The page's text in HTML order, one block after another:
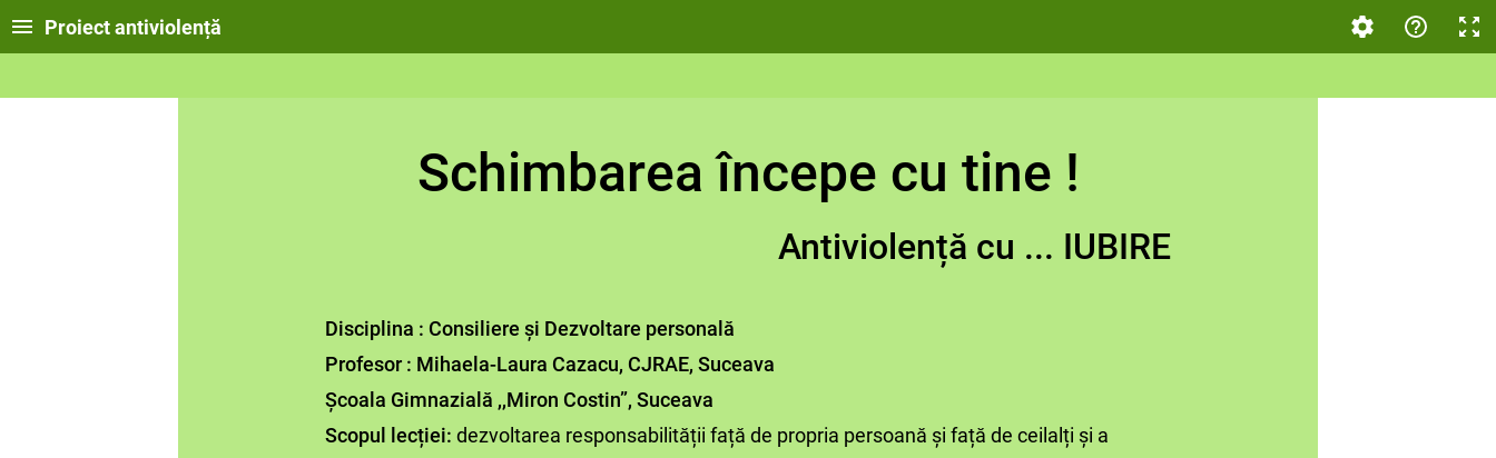
Proiect antiviolență
Schimbarea începe cu tine !
Antiviolență cu ... IUBIRE
Disciplina : Consiliere și Dezvoltare personală
Profesor : Mihaela-Laura Cazacu, CJRAE, Suceava
Școala Gimnazială ,,Miron Costin”, Suceava
Scopul lecției: dezvoltarea responsabilității față de propria persoană și față de ceilalți și a